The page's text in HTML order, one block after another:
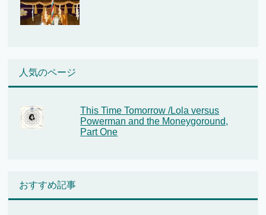
人気のページ
This Time Tomorrow /Lola versus
Powerman and the Moneygoround,
Part One
おすすめ記事